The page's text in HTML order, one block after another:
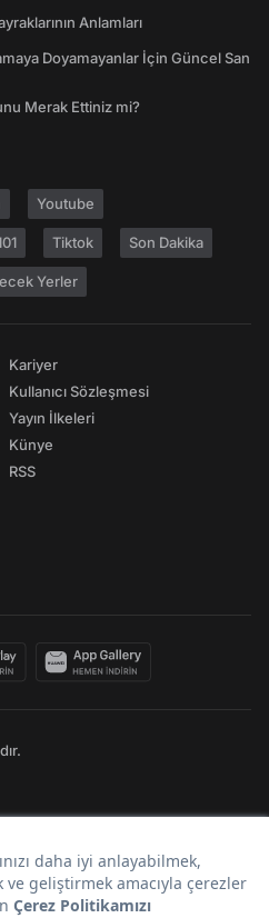
Anlamları
Doyamayanlar İçin Güncel San
Merak Ettiniz mi?
Youtube
Tiktok Son Dakika
Yerler
Kariyer
Kullanıcı Sözleşmesi
Yayın İlkeleri
Künye
RSS